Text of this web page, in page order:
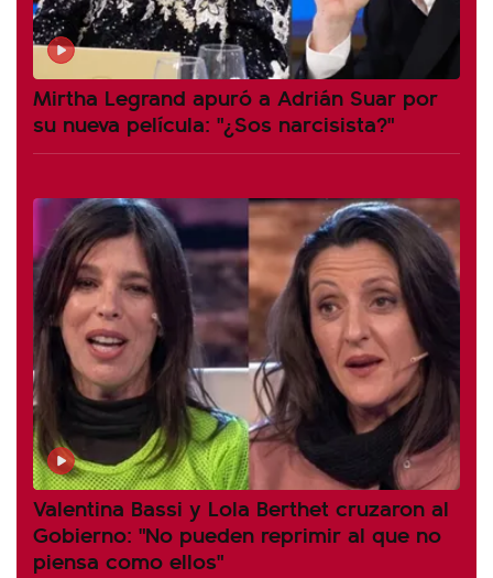
Mirtha Legrand apuró a Adrián Suar por
su nueva película: "¿Sos narcisista?"
Valentina Bassi y Lola Berthet cruzaron al
Gobierno: "No pueden reprimir al que no
piensa como ellos"